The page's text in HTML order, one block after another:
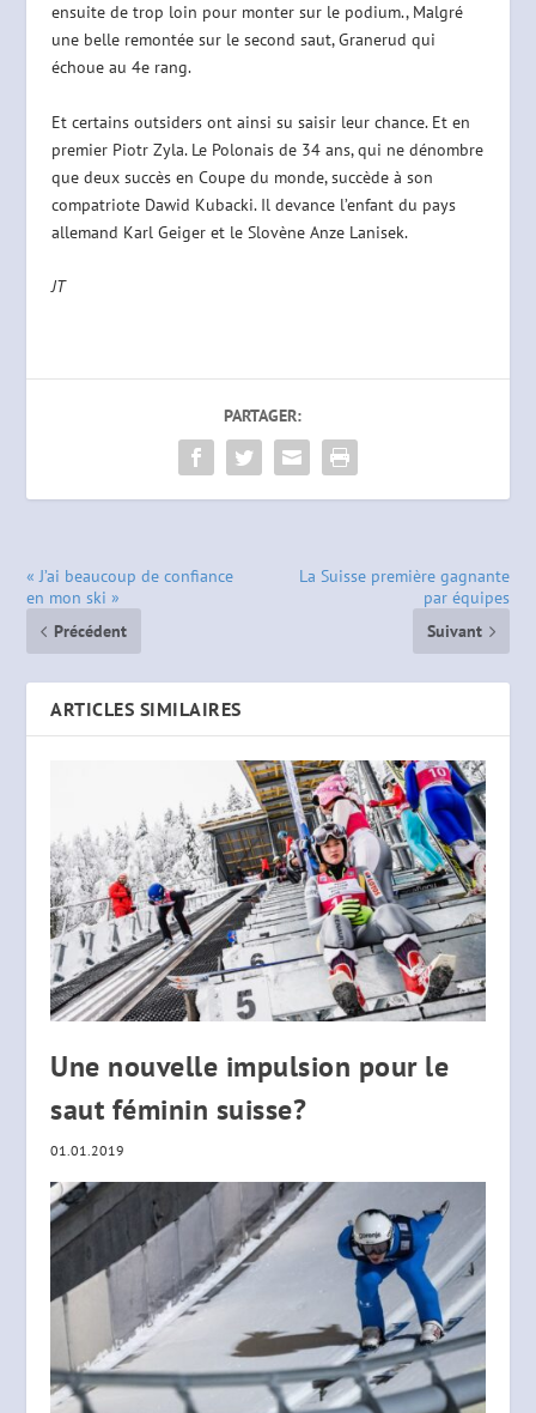
ensuite de trop loin pour monter sur le podium., Malgré
une belle remontée sur le second saut, Granerud qui
échoue au 4e rang.
Et certains outsiders ont ainsi su saisir leur chance. Et en
premier Piotr Zyla. Le Polonais de 34 ans, qui ne dénombre
que deux succès en Coupe du monde, succède à son
compatriote Dawid Kubacki. Il devance l’enfant du pays
allemand Karl Geiger et le Slovène Anze Lanisek.
JT
PARTAGER:
« J’ai beaucoup de confiance
en mon ski »
Précédent
La Suisse première gagnante
par équipes
Suivant
ARTICLES SIMILAIRES
Une nouvelle impulsion pour le
saut féminin suisse?
01.01.2019